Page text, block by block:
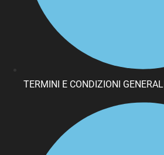
TERMINI E CONDIZIONI GENERALI